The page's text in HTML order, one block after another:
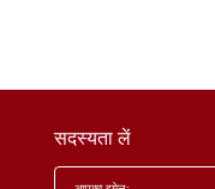
सदस्यता लें